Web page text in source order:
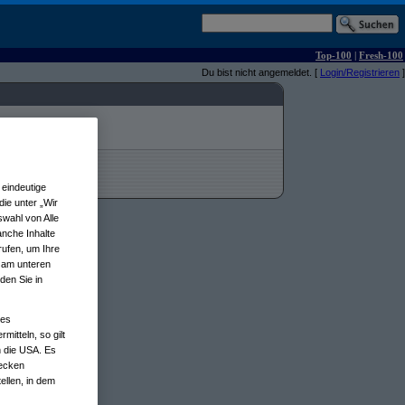
Top-100 | Fresh-100
Du bist nicht angemeldet. [ Login/Registrieren ]
unter „Wir
von Alle
Inhalte
um Ihre
unteren
Sie in
so gilt
die USA. Es
in dem